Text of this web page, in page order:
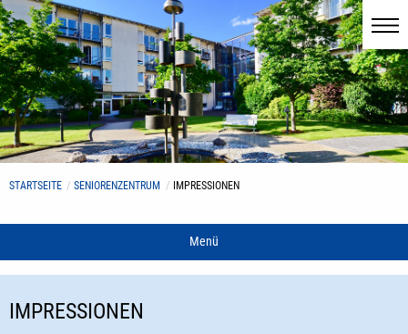
STARTSEITE SENIORENZENTRUM IMPRESSIONEN
Menü
IMPRESSIONEN